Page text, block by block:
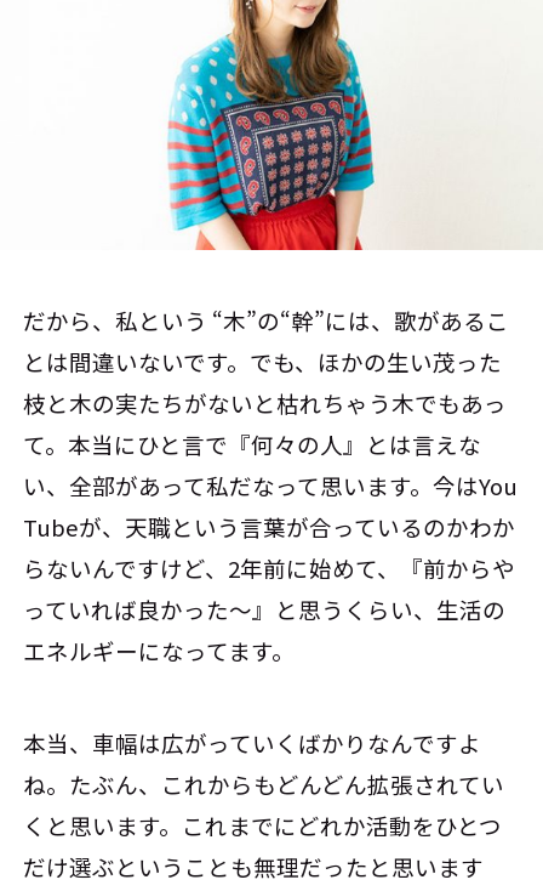
だから、私という “木”の“幹”には、歌があるこ
とは間違いないです。でも、ほかの生い茂った
枝と木の実たちがないと枯れちゃう木でもあっ
て。本当にひと言で『何々の人』とは言えな
い、全部があって私だなって思います。今はYou
Tubeが、天職という言葉が合っているのかわか
らないんですけど、2年前に始めて、『前からや
っていれば良かった～』と思うくらい、生活の
エネルギーになってます。
本当、車幅は広がっていくばかりなんですよ
ね。たぶん、これからもどんどん拡張されてい
くと思います。これまでにどれか活動をひとつ
だけ選ぶということも無理だったと思います